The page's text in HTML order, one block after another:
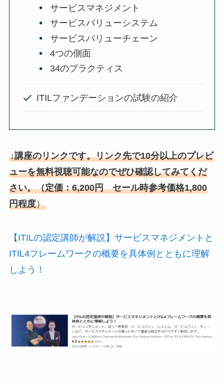
サービスマネジメント
サービスバリューシステム
サービスバリューチェーン
4つの側面
34のプラクティス
ITILファンデーションの試験の紹介
↓講座のリンクです。リンク先で10分以上のプレビ
ューを無料視聴可能なのでぜひ確認してみてくだ
さい。（定価：6,200円 セール時参考価格1,800
円程度）
【ITILの認定講師が解説】サービスマネジメントと
ITIL4フレームワークの概要を具体例とともに理解
しよう！